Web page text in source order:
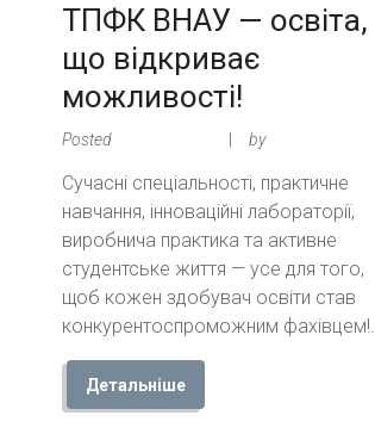
ТПФК ВНАУ — освіта,
що відкриває
можливості!
Posted by
Сучасні спеціальності, практичне
навчання, інноваційні лабораторії,
виробнича практика та активне
студентське життя — усе для того,
щоб кожен здобувач освіти став
конкурентоспроможним фахівцем!...
Детальніше